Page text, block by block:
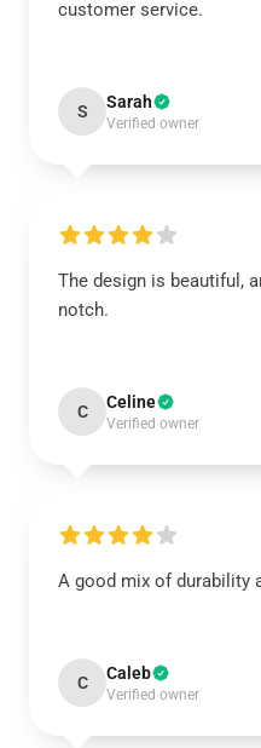
customer service.
S Sarah
Verified owner
The design is beautiful,
notch.
C Celine
Verified owner
A good mix of durability
C Caleb
Verified owner